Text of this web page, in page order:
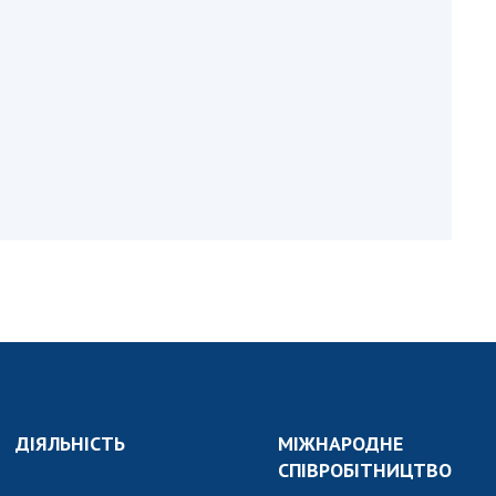
МЕДІА ПРО НАС
ДІЯЛЬНІСТЬ
МІЖНАРОДНЕ
СПІВРОБІТНИЦТВО